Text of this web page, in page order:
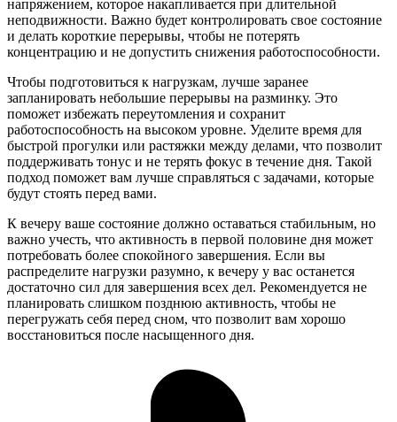
напряжением, которое накапливается при длительной
неподвижности. Важно будет контролировать свое состояние
и делать короткие перерывы, чтобы не потерять
концентрацию и не допустить снижения работоспособности.
Чтобы подготовиться к нагрузкам, лучше заранее
запланировать небольшие перерывы на разминку. Это
поможет избежать переутомления и сохранит
работоспособность на высоком уровне. Уделите время для
быстрой прогулки или растяжки между делами, что позволит
поддерживать тонус и не терять фокус в течение дня. Такой
подход поможет вам лучше справляться с задачами, которые
будут стоять перед вами.
К вечеру ваше состояние должно оставаться стабильным, но
важно учесть, что активность в первой половине дня может
потребовать более спокойного завершения. Если вы
распределите нагрузки разумно, к вечеру у вас останется
достаточно сил для завершения всех дел. Рекомендуется не
планировать слишком позднюю активность, чтобы не
перегружать себя перед сном, что позволит вам хорошо
восстановиться после насыщенного дня.